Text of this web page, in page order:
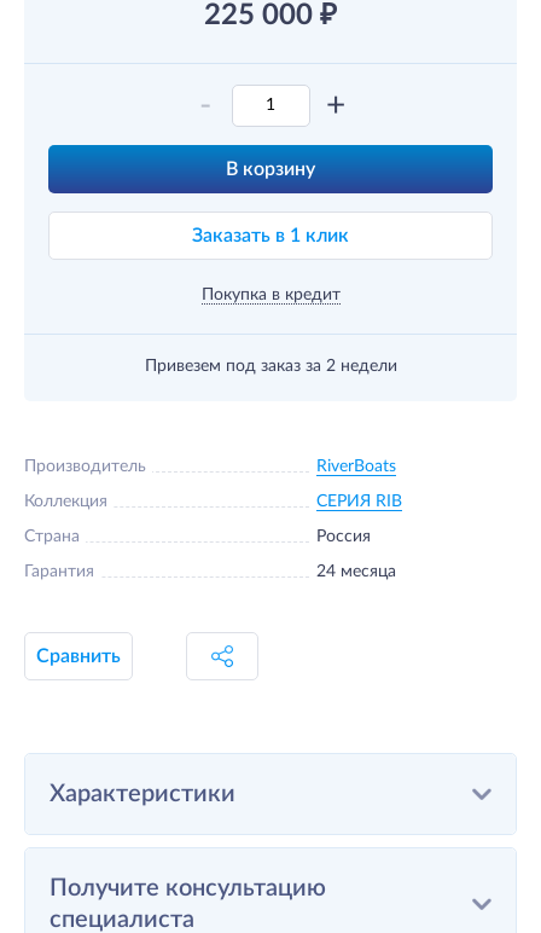
225 000 ₽
- +
В корзину
Заказать в 1 клик
Покупка в кредит
Привезем под заказ за 2 недели
Производитель RiverBoats
Коллекция СЕРИЯ RIB
Страна Россия
Гарантия 24 месяца
Сравнить
Характеристики
Получите консультацию
специалиста